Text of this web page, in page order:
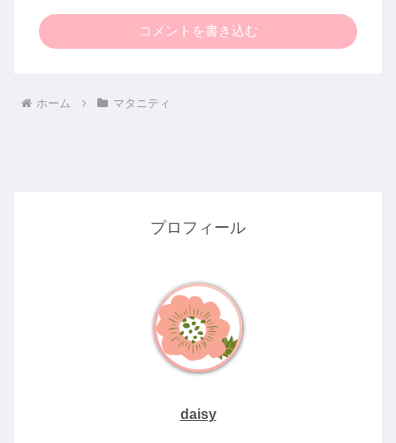
コメントを書き込む
ホーム マタニティ
プロフィール
daisy